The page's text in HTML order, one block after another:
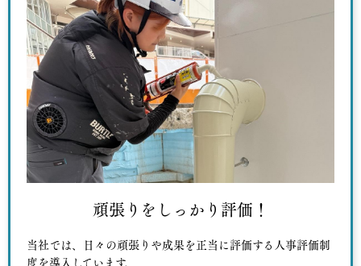
頑張りをしっかり評価！
当社では、日々の頑張りや成果を正当に評価する人事評価制
度を導入しています。